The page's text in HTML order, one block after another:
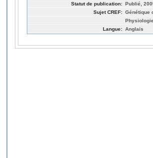
Statut de publication: Publié,
Sujet CREF: Génétique
Langue: Anglais